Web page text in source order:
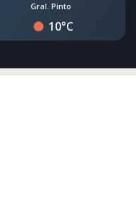
Gral. Pinto
10°C